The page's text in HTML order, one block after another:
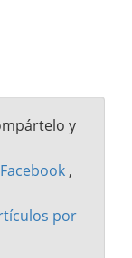
y
Facebook ,
por